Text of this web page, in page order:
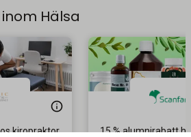
Hälsa
kiropraktor
15 % alumnirabatt